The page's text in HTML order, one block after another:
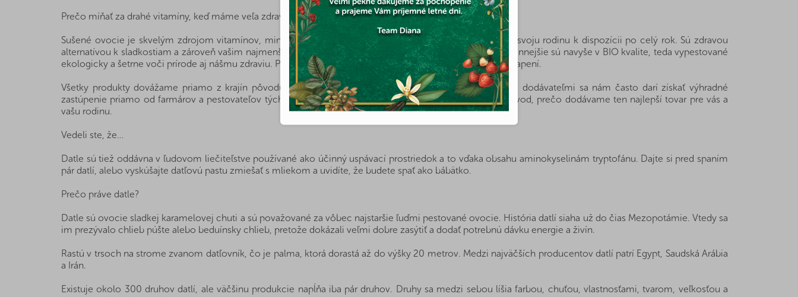
Prečo míňať za drahé vitamíny, keď máme veľa zdravých potravín na dosah?
Sušené ovocie je skvelým zdrojom vitamínov, minerálov a ďalších cenných látok, ktorý môžete mať pre svoju rodinu k dispozícii po celý rok. Sú zdravou
alternatívou k sladkostiam a zároveň vašim najmenším dodajú všetko potrebné na ich zdravý vývoj. O to cennejšie sú navyše v BIO kvalite, teda vypestované
ekologicky a šetrne voči prírode aj nášmu zdraviu. Pridajte semienka do svojej kuchyne a budete milo prekvapení.
Všetky produkty dovážame priamo z krajín pôvodu a vďaka dobrým vzťahom a fér rokovaniam s našimi dodávateľmi sa nám často darí získať výhradné
zastúpenie priamo od farmárov a pestovateľov tých najlepších orieškov a ovocia z celého sveta. To je dôvod, prečo dodávame ten najlepší tovar pre vás a
vašu rodinu.
Vedeli ste, že…
Datle sú tiež oddávna v ľudovom liečiteľstve používané ako účinný uspávací prostriedok a to vďaka obsahu aminokyselinám tryptofánu. Dajte si pred spaním
pár datlí, alebo vyskúšajte datľovú pastu zmiešať s mliekom a uvidíte, že budete spať ako bábätko.
Prečo práve datle?
Datle sú ovocie sladkej karamelovej chuti a sú považované za vôbec najstaršie ľuďmi pestované ovocie. História datlí siaha už do čias Mezopotámie. Vtedy sa
im prezývalo chlieb púšte alebo beduínsky chlieb, pretože dokázali veľmi dobre zasýtiť a dodať potrebnú dávku energie a živín.
Rastú v trsoch na strome zvanom datľovník, čo je palma, ktorá dorastá až do výšky 20 metrov. Medzi najväčších producentov datlí patrí Egypt, Saudská Arábia
a Irán.
Existuje okolo 300 druhov datlí, ale väčšinu produkcie napĺňa iba pár druhov. Druhy sa medzi sebou líšia farbou, chuťou, vlastnosťami, tvarom, veľkosťou a